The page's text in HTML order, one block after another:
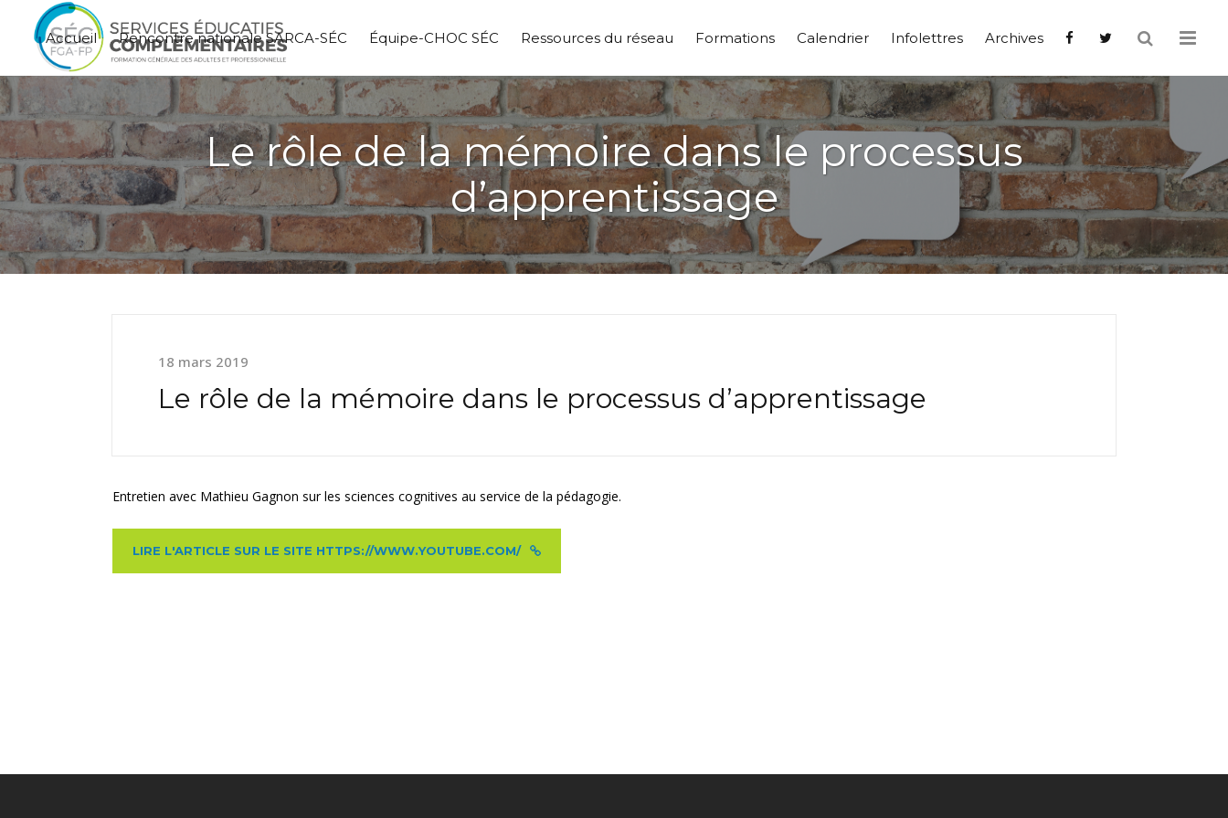
Accueil Rencontre nationale SARCA-SÉC Équipe-CHOC SÉC Ressources du réseau Formations Calendrier Infolettres Archives
Le rôle de la mémoire dans le processus
d’apprentissage
18 mars 2019
Le rôle de la mémoire dans le processus d’apprentissage
Entretien avec Mathieu Gagnon sur les sciences cognitives au service de la pédagogie.
LIRE L'ARTICLE SUR LE SITE HTTPS://WWW.YOUTUBE.COM/